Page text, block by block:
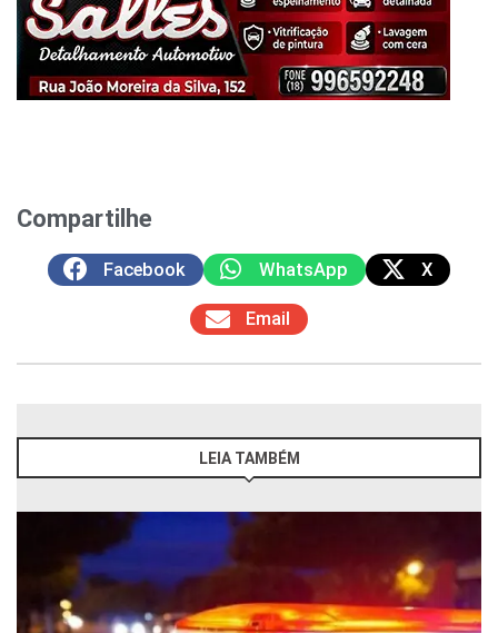
Compartilhe
Facebook WhatsApp X
Email
LEIA TAMBÉM